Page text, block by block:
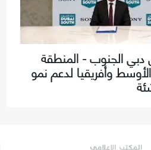
دبي الجنوب - المنطقة
وأفريقيا لدعم نمو